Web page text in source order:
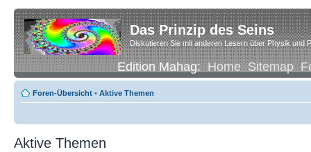
Das Prinzip des Seins
Diskutieren Sie mit anderen Lesern über Physik und
Edition Mahag:Home Sitemap
Foren-Übersicht • Aktive Themen
Aktive Themen